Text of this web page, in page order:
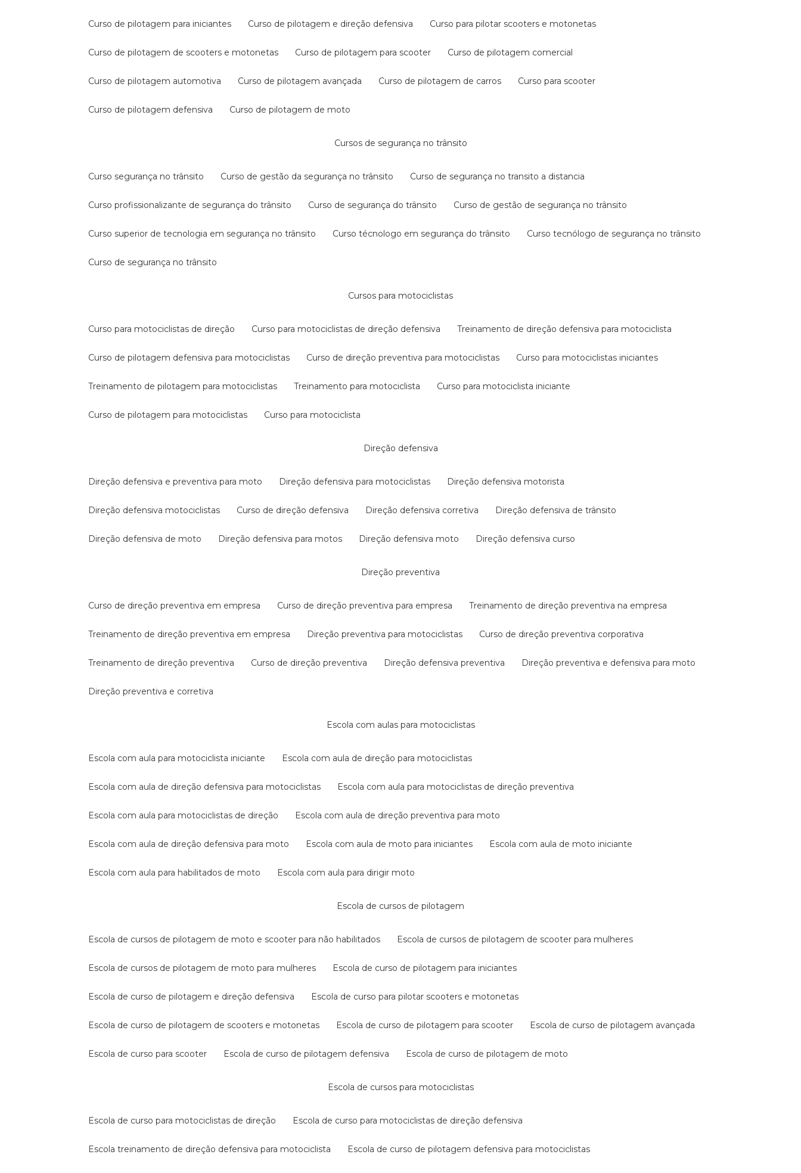
curso de pilotagem para iniciantes curso de pilotagem e direção defensiva curso para pilotar scooters e motonetas
curso de pilotagem de scooters e motonetas curso de pilotagem para scooter curso de pilotagem comercial
curso de pilotagem automotiva curso de pilotagem avançada curso de pilotagem de carros curso para scooter
curso de pilotagem defensiva curso de pilotagem de moto
cursos de segurança no trânsito
curso segurança no trânsito curso de gestão da segurança no trânsito curso de segurança no transito a distancia
curso profissionalizante de segurança do trânsito curso de segurança do trânsito curso de gestão de segurança no trânsito
curso superior de tecnologia em segurança no trânsito curso técnologo em segurança do trânsito curso tecnólogo de segurança no trânsito
curso de segurança no trânsito
cursos para motociclistas
curso para motociclistas de direção curso para motociclistas de direção defensiva treinamento de direção defensiva para motociclista
curso de pilotagem defensiva para motociclistas curso de direção preventiva para motociclistas curso para motociclistas iniciantes
treinamento de pilotagem para motociclistas treinamento para motociclista curso para motociclista iniciante
curso de pilotagem para motociclistas curso para motociclista
direção defensiva
direção defensiva e preventiva para moto direção defensiva para motociclistas direção defensiva motorista
direção defensiva motociclistas curso de direção defensiva direção defensiva corretiva direção defensiva de trânsito
direção defensiva de moto direção defensiva para motos direção defensiva moto direção defensiva curso
direção preventiva
curso de direção preventiva em empresa curso de direção preventiva para empresa treinamento de direção preventiva na empresa
treinamento de direção preventiva em empresa direção preventiva para motociclistas curso de direção preventiva corporativa
treinamento de direção preventiva curso de direção preventiva direção defensiva preventiva direção preventiva e defensiva para moto
direção preventiva e corretiva
escola com aulas para motociclistas
escola com aula para motociclista iniciante escola com aula de direção para motociclistas
escola com aula de direção defensiva para motociclistas escola com aula para motociclistas de direção preventiva
escola com aula para motociclistas de direção escola com aula de direção preventiva para moto
escola com aula de direção defensiva para moto escola com aula de moto para iniciantes escola com aula de moto iniciante
escola com aula para habilitados de moto escola com aula para dirigir moto
escola de cursos de pilotagem
escola de cursos de pilotagem de moto e scooter para não habilitados escola de cursos de pilotagem de scooter para mulheres
escola de cursos de pilotagem de moto para mulheres escola de curso de pilotagem para iniciantes
escola de curso de pilotagem e direção defensiva escola de curso para pilotar scooters e motonetas
escola de curso de pilotagem de scooters e motonetas escola de curso de pilotagem para scooter escola de curso de pilotagem avançada
escola de curso para scooter escola de curso de pilotagem defensiva escola de curso de pilotagem de moto
escola de cursos para motociclistas
escola de curso para motociclistas de direção escola de curso para motociclistas de direção defensiva
escola treinamento de direção defensiva para motociclista escola de curso de pilotagem defensiva para motociclistas